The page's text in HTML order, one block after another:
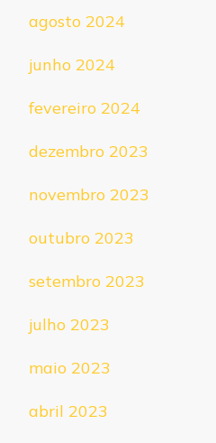
agosto 2024
junho 2024
fevereiro 2024
dezembro 2023
novembro 2023
outubro 2023
setembro 2023
julho 2023
maio 2023
abril 2023